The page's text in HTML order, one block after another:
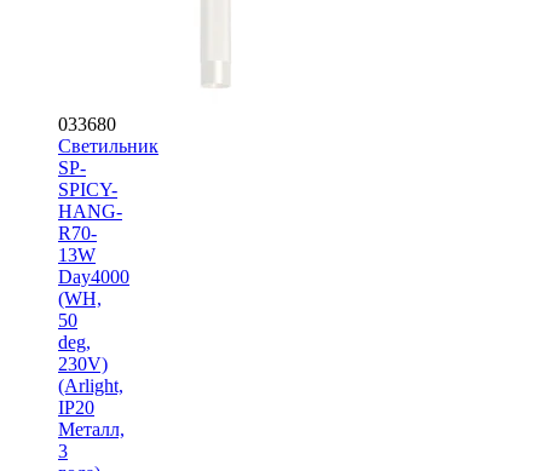
033680
Светильник
SP-
SPICY-
HANG-
R70-
13W
Day4000
(WH,
50
deg,
230V)
(Arlight,
IP20
Металл,
3